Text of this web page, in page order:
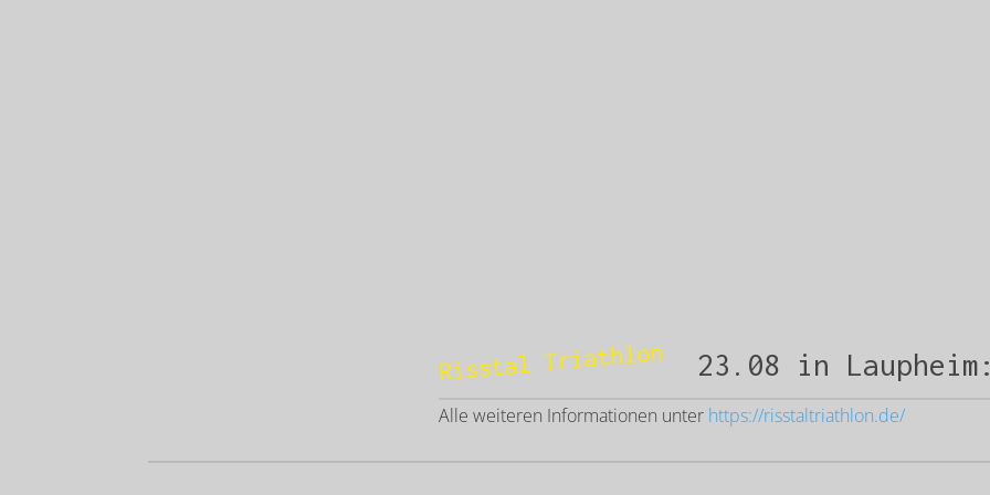
Risstal Triathlon 23.08 in
Alle weiteren Informationen unter https://risstaltriathlon.de/